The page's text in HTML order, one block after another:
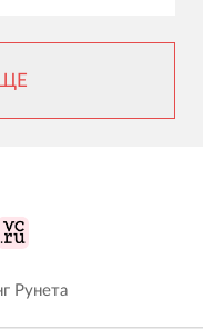
Рунета